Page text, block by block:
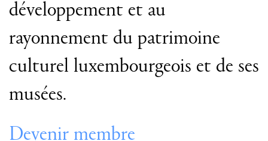
développement et au
rayonnement du patrimoine
culturel luxembourgeois et de ses
musées.
Devenir membre